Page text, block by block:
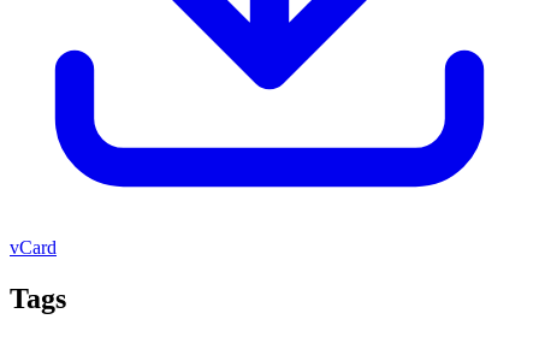
vCard
Tags